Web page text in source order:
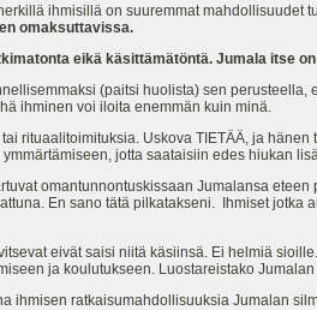
ihmisillä on suuremmat mahdollisuudet
omaksuttavissa.
eikä käsittämätöntä. Jumala itse
(paitsi huolista) sen
ihminen voi iloita enemmän kuin minä.
rituaalitoimituksia. Uskova TIETÄÄ, ja
jotta saataisiin edes hiukan
omantunnontuskissaan Jumalansa
En sano tätä pilkatakseni. Ihmiset jotka
eivät saisi niitä käsiinsä. Ei helmiä
ja koulutukseen. Luostareistako
ihmisen ratkaisumahdollisuuksia Jumalan